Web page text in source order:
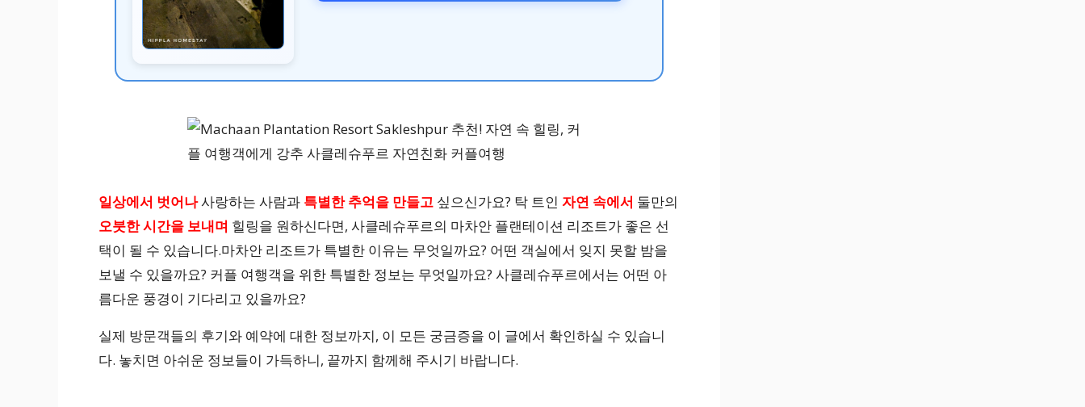
일상에서 벗어나사랑하는 사람과 특별한 추억을 만들고 싶으신가요? 탁 트인 자연 속에서 둘만의
오붓한 시간을 보내며 힐링을 원하신다면, 사클레슈푸르의 마차안 플랜테이션 리조트가 좋은 선
택이 될 수 있습니다.마차안 리조트가 특별한 이유는 무엇일까요? 어떤 객실에서 잊지 못할 밤을
보낼 수 있을까요? 커플 여행객을 위한 특별한 정보는 무엇일까요? 사클레슈푸르에서는 어떤 아
름다운 풍경이 기다리고 있을까요?
실제 방문객들의 후기와 예약에 대한 정보까지, 이 모든 궁금증을 이 글에서 확인하실 수 있습니
다. 놓치면 아쉬운 정보들이 가득하니, 끝까지 함께해 주시기 바랍니다.